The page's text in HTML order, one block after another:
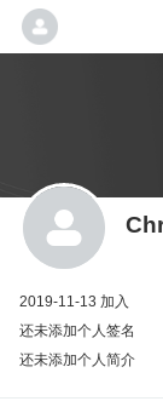
2019-11-13 加入
还未添加个人签名
还未添加个人简介